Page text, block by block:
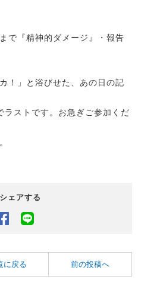
で『精神的ダメージ』・報告
！」と浴びせた、あの日の記
ストです。お急ぎご参加くだ
。
ェアする
Facebook
に戻る 前の投稿へ